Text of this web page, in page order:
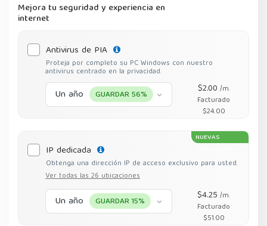
Mejora tu seguridad y experiencia en
internet
Antivirus de PIA
Proteja por completo su PC Windows con nuestro
antivirus centrado en la privacidad.
Un año GUARDAR 56% $2.00 /m.
Facturado
$24.00
NUEVAS
IP dedicada
Obtenga una dirección IP de acceso exclusivo para usted.
Ver todas las 26 ubicaciones
Un año GUARDAR 15% $4.25/m.
Facturado
$51.00